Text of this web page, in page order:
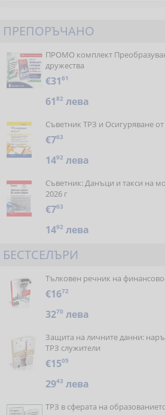
ПРЕПОРЪЧАНО
ПРОМО комплект
дружества
€3161
6182 лева
Съветник ТРЗ и Осигуряване
€763
1492 лева
Съветник: Данъци и такси на
2026 г
€763
1492 лева
БЕСТСЕЛЪРИ
Тълковен речник на
€1672
3270 лева
Защита на личните данни:
ТРЗ служители
€1505
2943 лева
ТРЗ в сферата на